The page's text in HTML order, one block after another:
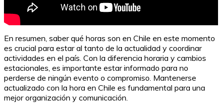
En resumen, saber qué horas son en Chile en este momento
es crucial para estar al tanto de la actualidad y coordinar
actividades en el país. Con la diferencia horaria y cambios
estacionales, es importante estar informado para no
perderse de ningún evento o compromiso. Mantenerse
actualizado con la hora en Chile es fundamental para una
mejor organización y comunicación.